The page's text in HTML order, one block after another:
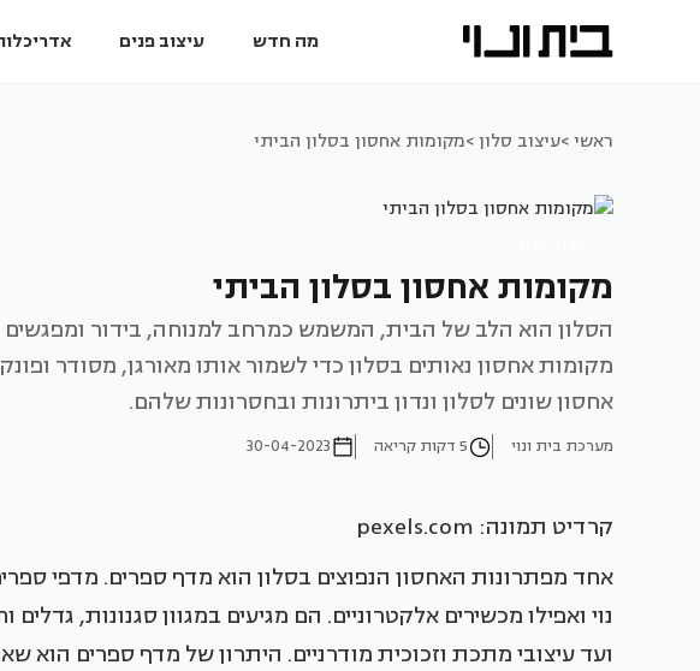
מה חדש עיצוב פנים
ראשי >עיצוב סלון >מקומות אחסון בסלון הביתי
מקומות אחסון בסלון הביתי
הסלון הוא הלב של הבית, המשמש כמרחב למנוחה, בידור
מקומות אחסון נאותים בסלון כדי לשמור אותו מאורגן, מסודר
אחסון שונים לסלון ונדון ביתרונות ובחסרונות שלהם.
מערכת בית ונוי 5 דקות קריאה 30-04-2023
קרדיט תמונה: pexels.com
אחד מפתרונות האחסון הנפוצים בסלון הוא מדף ספרים. מדפי
נוי ואפילו מכשירים אלקטרוניים. הם מגיעים במגוון סגנונות,
ועד עיצובי מתכת וזכוכית מודרניים. היתרון של מדף ספרים הוא